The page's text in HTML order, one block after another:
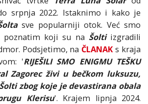
srpnja 2022. Istaknimo i kako je
sve popularniji otok. Već smo
koji su na Šoltiizgradili
Podsjetimo, na ČLANAKs kraja
'RIJEŠILI SMO ENIGMU TEŠKU
Zagorec živi u bečkom luksuzu,
zbog koje je devastirana obala
Klerisu'. Krajem lipnja 2024.